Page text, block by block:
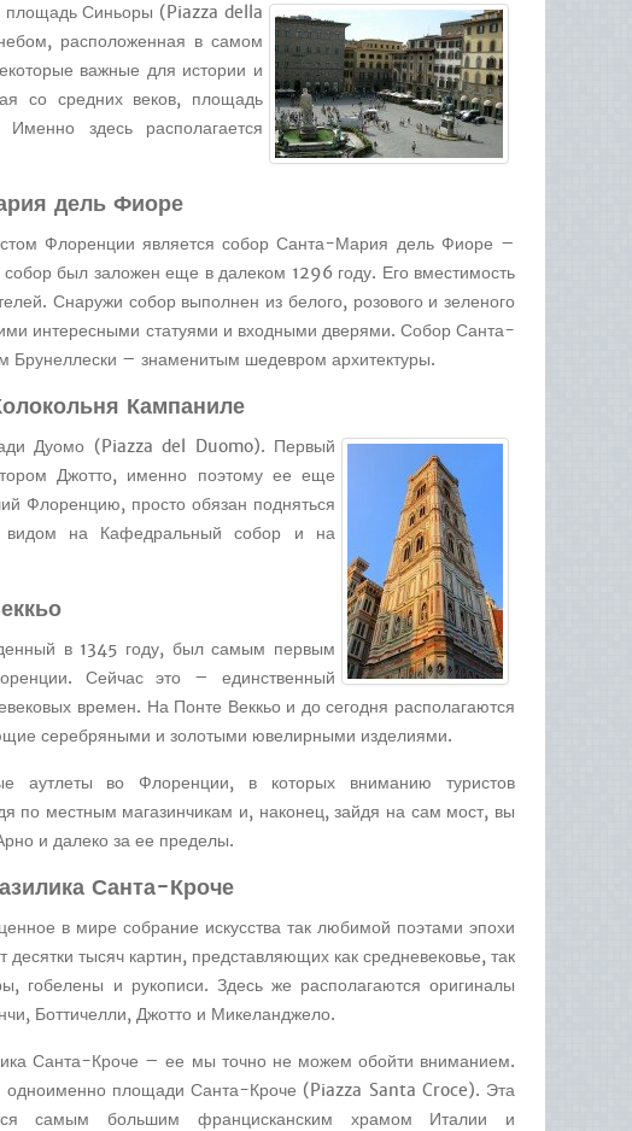
площадь Синьоры (Piazza della
расположенная в самом
важные для истории и
со средних веков, площадь
здесь располагается
дель Фиоре
Флоренции является собор Санта-Мария дель Фиоре –
был заложен еще в далеком 1296 году. Его вместимость
Снаружи собор выполнен из белого, розового и зеленого
интересными статуями и входными дверями. Собор Санта-
Брунеллески – знаменитым шедевром архитектуры.
Кампаниле
Дуомо (Piazza del Duomo). Первый
Джотто, именно поэтому ее еще
Флоренцию, просто обязан подняться
видом на Кафедральный собор и на
в 1345 году, был самым первым
Сейчас это – единственный
времен. На Понте Веккьо и до сегодня располагаются
серебряными и золотыми ювелирными изделиями.
аутлеты во Флоренции, в которых вниманию туристов
по местным магазинчикам и, наконец, зайдя на сам мост, вы
и далеко за ее пределы.
Санта-Кроче
в мире собрание искусства так любимой поэтами эпохи
тысяч картин, представляющих как средневековье, так
гобелены и рукописи. Здесь же располагаются оригиналы
Боттичелли, Джотто и Микеланджело.
Санта-Кроче – ее мы точно не можем обойти вниманием.
одноименно площади Санта-Кроче (Piazza Santa Croce). Эта
самым большим францисканским храмом Италии и